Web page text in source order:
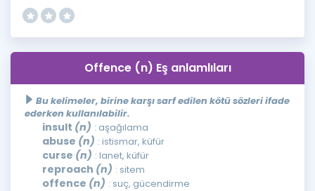
Offence (n) Eş anlamlıları
Bu kelimeler, birine karşı sarf edilen kötü sözleri ifade
ederken kullanılabilir.
insult (n) : aşağılama
abuse (n) : istismar, küfür
curse (n) : lanet, küfür
reproach (n) : sitem
offence (n) : suç, gücendirme